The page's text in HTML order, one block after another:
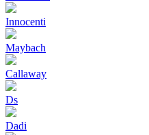
Innocenti
Maybach
Callaway
Ds
Dadi